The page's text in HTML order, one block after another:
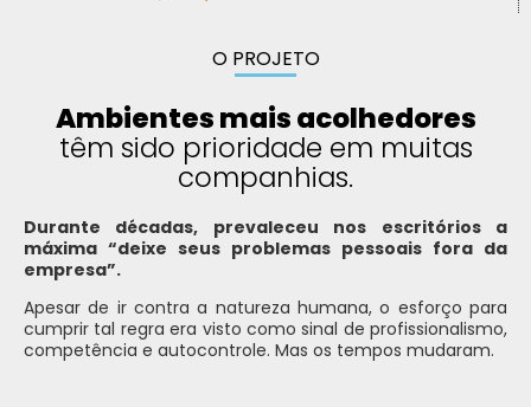
O PROJETO
Ambientes mais acolhedores
têm sido prioridade em muitas
companhias.
Durante décadas, prevaleceu nos escritórios a
máxima “deixe seus problemas pessoais fora da
empresa”.
Apesar de ir contra a natureza humana, o esforço para
cumprir tal regra era visto como sinal de profissionalismo,
competência e autocontrole. Mas os tempos mudaram.